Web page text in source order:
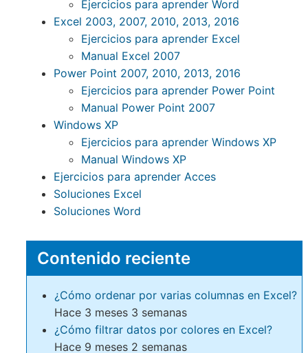
Ejercicios para aprender Word
Excel 2003, 2007, 2010, 2013, 2016
Ejercicios para aprender Excel
Manual Excel 2007
Power Point 2007, 2010, 2013, 2016
Ejercicios para aprender Power Point
Manual Power Point 2007
Windows XP
Ejercicios para aprender Windows XP
Manual Windows XP
Ejercicios para aprender Acces
Soluciones Excel
Soluciones Word
Contenido reciente
¿Cómo ordenar por varias columnas en Excel?
Hace 3 meses 3 semanas
¿Cómo filtrar datos por colores en Excel?
Hace 9 meses 2 semanas